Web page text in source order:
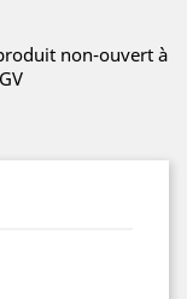
non-ouvert à